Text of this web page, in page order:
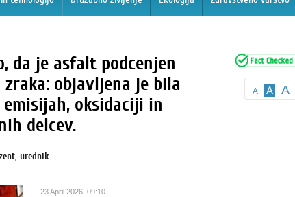
A A A
da je asfalt podcenjen
objavljena je bila
oksidaciji in
delcev.
urednik
23 April 2026, 09:10